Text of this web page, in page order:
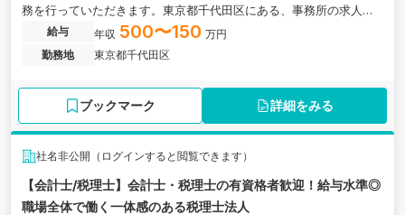
務を行っていただきます。東京都千代田区にある、事務所の求人で
給与 年収 500〜150 万円
勤務地
東京都千代田区
ブックマーク 詳細をみる
社名非公開（ログインすると閲覧できます）
【会計士/税理士】会計士・税理士の有資格者歓迎！給与水準◎
職場全体で働く一体感のある税理士法人